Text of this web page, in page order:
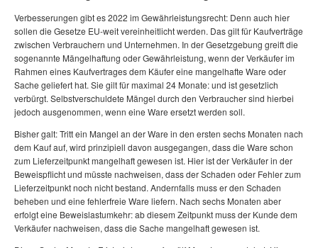
Verbesserungen gibt es 2022 im Gewährleistungsrecht: Denn auch hier
sollen die Gesetze EU-weit vereinheitlicht werden. Das gilt für Kaufverträge
zwischen Verbrauchern und Unternehmen. In der Gesetzgebung greift die
sogenannte Mängelhaftung oder Gewährleistung, wenn der Verkäufer im
Rahmen eines Kaufvertrages dem Käufer eine mangelhafte Ware oder
Sache geliefert hat. Sie gilt für maximal 24 Monate: und ist gesetzlich
verbürgt. Selbstverschuldete Mängel durch den Verbraucher sind hierbei
jedoch ausgenommen, wenn eine Ware ersetzt werden soll.
Bisher galt: Tritt ein Mangel an der Ware in den ersten sechs Monaten nach
dem Kauf auf, wird prinzipiell davon ausgegangen, dass die Ware schon
zum Lieferzeitpunkt mangelhaft gewesen ist. Hier ist der Verkäufer in der
Beweispflicht und müsste nachweisen, dass der Schaden oder Fehler zum
Lieferzeitpunkt noch nicht bestand. Andernfalls muss er den Schaden
beheben und eine fehlerfreie Ware liefern. Nach sechs Monaten aber
erfolgt eine Beweislastumkehr: ab diesem Zeitpunkt muss der Kunde dem
Verkäufer nachweisen, dass die Sache mangelhaft gewesen ist.